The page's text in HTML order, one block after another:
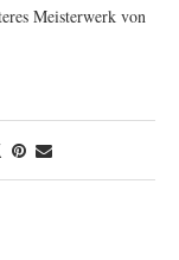
Meisterwerk von